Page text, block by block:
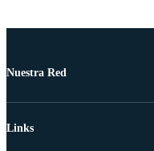
Nuestra Red
Links